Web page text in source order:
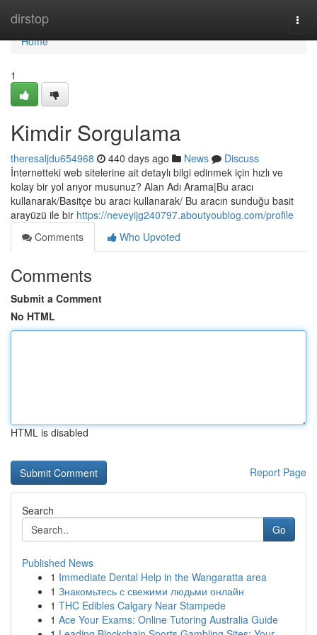
dirstop
Home
Home
1
Kimdir Sorgulama
theresaljdu654968 440 days ago News
Discuss
İnternetteki web sitelerine ait detaylı bilgi edinmek için hızlı ve
kolay bir yol arıyor musunuz? Alan Adı Arama|Bu aracı
kullanarak/Basitçe bu aracı kullanarak/ Bu aracın sunduğu basit
arayüzü ile bir https://neveyijg240797.aboutyoublog.com/profile
Comments
Who Upvoted
Comments
Submit a Comment
No HTML
HTML is disabled
Report Page
Search
Go
Published News
1 Immediate Dental Help in the Wangaratta area
1 Знакомьтесь с свежими людьми онлайн
1 THC Edibles Calgary Near Stampede
1 Ace Your Exams: Online Tutoring Australia Guide